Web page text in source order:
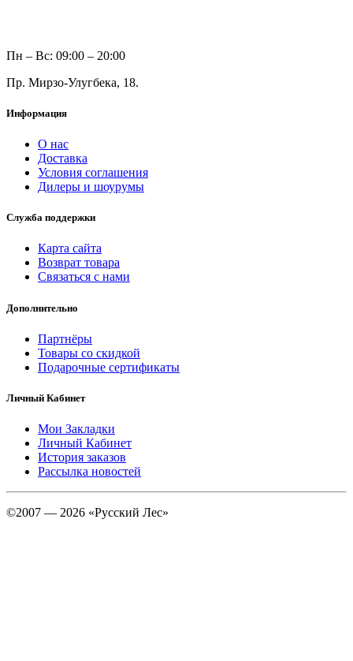
Пн – Вс: 09:00 – 20:00
Пр. Мирзо-Улугбека, 18.
Информация
О нас
Доставка
Условия соглашения
Дилеры и шоурумы
Служба поддержки
Карта сайта
Возврат товара
Связаться с нами
Дополнительно
Партнёры
Товары со скидкой
Подарочные сертификаты
Личный Кабинет
Мои Закладки
Личный Кабинет
История заказов
Рассылка новостей
©2007 — 2026 «Русский Лес»